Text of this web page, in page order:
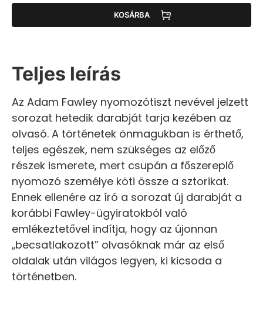
KOSÁRBA
Teljes leírás
Az Adam Fawley nyomozótiszt nevével jelzett
sorozat hetedik darabját tarja kezében az
olvasó. A történetek önmagukban is érthető,
teljes egészek, nem szükséges az előző
részek ismerete, mert csupán a főszereplő
nyomozó személye köti össze a sztorikat.
Ennek ellenére az író a sorozat új darabját a
korábbi Fawley-ügyiratokból való
emlékeztetővel indítja, hogy az újonnan
„becsatlakozott” olvasóknak már az első
oldalak után világos legyen, ki kicsoda a
történetben.